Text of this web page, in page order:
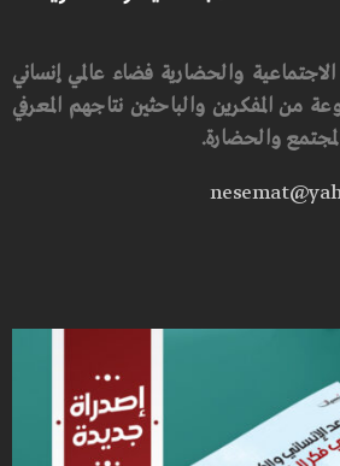
والحضارية فضاء عالمي إنساني
من المفكرين والباحثين نتاجهم المعرفي
والحضارة.